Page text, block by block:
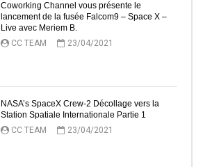
Coworking Channel vous présente le
lancement de la fusée Falcom9 – Space X –
Live avec Meriem B.
CC TEAM
23/04/2021
NASA’s SpaceX Crew-2 Décollage vers la
Station Spatiale Internationale Partie 1
CC TEAM
23/04/2021